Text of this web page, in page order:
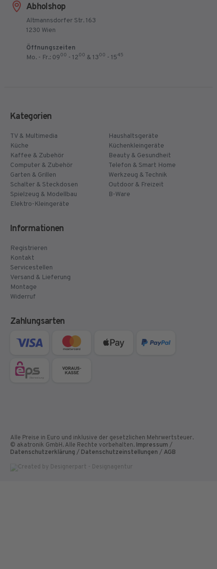
Abholshop
Altmannsdorfer Str. 163
1230 Wien
Öffnungszeiten
Mo. - Fr.: 0900 - 1200 & 1300 - 1545
Kategorien
TV & Multimedia
Haushaltsgeräte
Küche
Küchenkleingeräte
Kaffee & Zubehör
Beauty & Gesundheit
Computer & Zubehör
Telefon & Smart Home
Garten & Grillen
Werkzeug & Technik
Schalter & Steckdosen
Outdoor & Freizeit
Spielzeug & Modellbau
B-Ware
Elektro-Kleingeräte
Informationen
Registrieren
Kontakt
Servicestellen
Versand & Lieferung
Montage
Widerruf
Zahlungsarten
Alle Preise in Euro und inklusive der gesetzlichen Mehrwertsteuer.
© akatronik GmbH. Alle Rechte vorbehalten. Impressum /
Datenschutzerklärung / Datenschutzeinstellungen / AGB